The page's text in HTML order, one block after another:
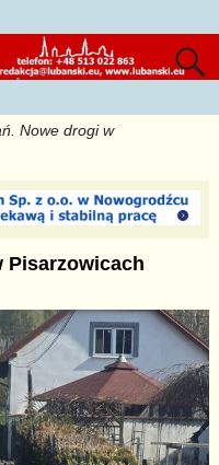
Nowe drogi w
Pisarzowicach